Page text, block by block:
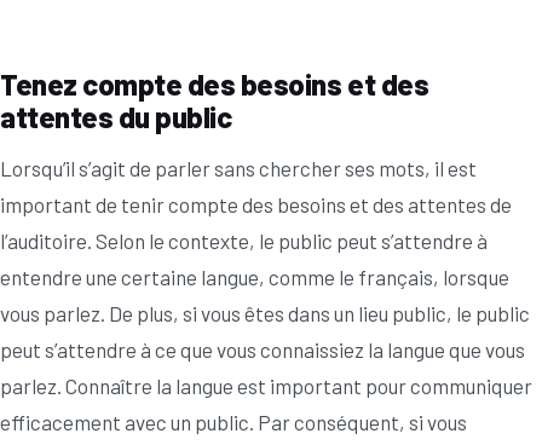
Tenez compte des besoins et des
attentes du public
Lorsqu’il s’agit de parler sans chercher ses mots, il est
important de tenir compte des besoins et des attentes de
l’auditoire. Selon le contexte, le public peut s’attendre à
entendre une certaine langue, comme le français, lorsque
vous parlez. De plus, si vous êtes dans un lieu public, le public
peut s’attendre à ce que vous connaissiez la langue que vous
parlez. Connaître la langue est important pour communiquer
efficacement avec un public. Par conséquent, si vous